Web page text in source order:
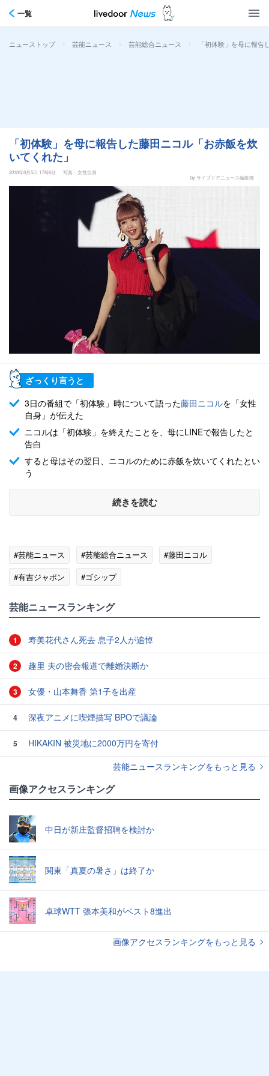
一覧
ニューストップ > 芸能ニュース > 芸能総合ニュース > 「初体験」を母に報
「初体験」を母に報告した藤田ニコル「お赤飯を炊
いてくれた」
2018年8月5日 17時6分
写真：女性自身
by ライブドアニュース編集部
ざっくり言うと
3日の番組で「初体験」時について語った藤田ニコルを「女性
自身」が伝えた
ニコルは「初体験」を終えたことを、母にLINEで報告したと
告白
すると母はその翌日、ニコルのために赤飯を炊いてくれたとい
う
続きを読む
#芸能ニュース #芸能総合ニュース
#藤田ニコル
#有吉ジャポン
#ゴシップ
芸能ニュースランキング
1 寿美花代さん死去 息子2人が追悼
2 趣里 夫の密会報道で離婚決断か
3 女優・山本舞香 第1子を出産
4 深夜アニメに喫煙描写 BPOで議論
5
HIKAKIN 被災地に2000万円を寄付
芸能ニュースランキングをもっと見る
画像アクセスランキング
中日が新庄監督招聘を検討か
関東「真夏の暑さ」は終了か
卓球WTT 張本美和がベスト8進出
画像アクセスランキングをもっと見る